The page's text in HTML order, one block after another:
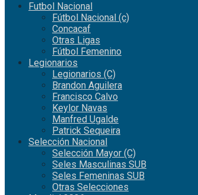
Futbol Nacional
Fútbol Nacional (c)
Concacaf
Otras Ligas
Fútbol Femenino
Legionarios
Legionarios (C)
Brandon Aguilera
Francisco Calvo
Keylor Navas
Manfred Ugalde
Patrick Sequeira
Selección Nacional
Selección Mayor (C)
Seles Masculinas SUB
Seles Femeninas SUB
Otras Selecciones